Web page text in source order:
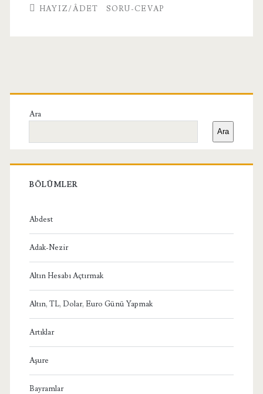
HAYIZ/ÂDET SORU-CEVAP
Birincil
Yan
Menü
Ara
Ara
BÖLÜMLER
Abdest
Adak-Nezir
Altın Hesabı Açtırmak
Altın, TL, Dolar, Euro Günü Yapmak
Artıklar
Aşure
Bayramlar